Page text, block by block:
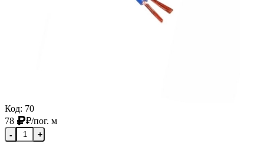
Код: 70
78
₽/пог. м
- +